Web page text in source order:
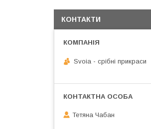
КОНТАКТИ
Svoia - срібні прикраси
Тетяна Чабан